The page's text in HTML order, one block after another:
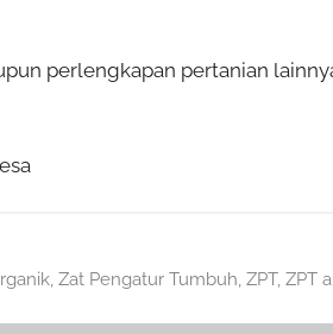
perlengkapan pertanian
, Zat Pengatur Tumbuh, ZPT, ZPT